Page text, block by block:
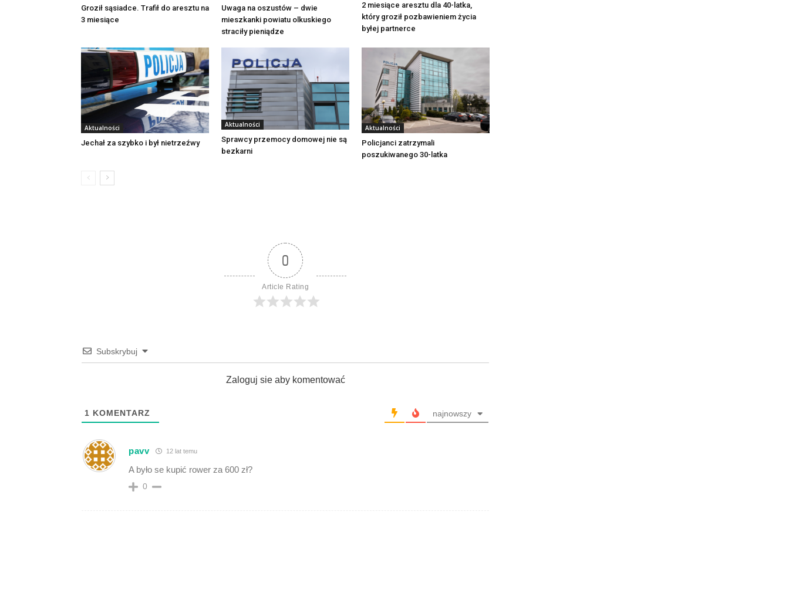
Groził sąsiadce. Trafił do aresztu na
3 miesiące
Uwaga na oszustów – dwie
mieszkanki powiatu olkuskiego
straciły pieniądze
2 miesiące aresztu dla 40-latka,
który groził pozbawieniem życia
byłej partnerce
Aktualności
Jechał za szybko i był nietrzeźwy
Aktualności
Sprawcy przemocy domowej nie są
bezkarni
Aktualności
Policjanci zatrzymali
poszukiwanego 30-latka
0
Article Rating
Subskrybuj
Zaloguj sie aby komentować
1 KOMENTARZ najnowszy
pavv 12 lat temu
A było se kupić rower za 600 zł?
0